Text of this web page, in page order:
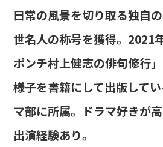
日常の風景を切り取る独自
世名人の称号を獲得。2021
ポンチ村上健志の俳句修行
様子を書籍にして出版して
マ部に所属。ドラマ好きが
出演経験あり。